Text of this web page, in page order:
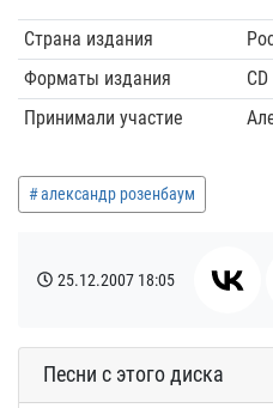
Страна издания
Форматы издания
CD
Принимали участие
александр розенбаум
25.12.2007 18:05
Песни с этого диска